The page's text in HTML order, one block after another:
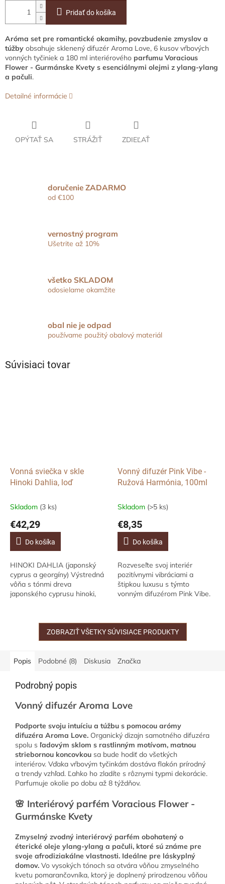
Pridať do košíka
Aróma set pre romantické okamihy, povzbudenie zmyslov a
túžby obsahuje sklenený difuzér Aroma Love, 6 kusov vŕbových
vonných tyčiniek a 180 ml interiérového parfumu Voracious
Flower - Gurmánske Kvety s esenciálnymi olejmi z ylang-ylang
a pačuli.
Detailné informácie
OPÝTAŤ SA STRÁŽIŤ ZDIEĽAŤ
doručenie ZADARMO
od €100
vernostný program
Ušetrite až 10%
všetko SKLADOM
odosielame okamžite
obal nie je odpad
používame použitý obalový materiál
Súvisiaci tovar
Vonná sviečka v skle
Hinoki Dahlia, loď
Skladom (3 ks)
€42,29
Do košíka
HINOKI DAHLIA (japonský
cyprus a georgíny) Výstredná
vôňa s tónmi dreva
japonského cyprusu hinoki,
horenia: 30-40 hod....
Vonný difuzér Pink Vibe -
Ružová Harmónia, 100ml
Skladom (>5 ks)
€8,35
Do košíka
Rozveseľte svoj interiér
pozitívnymi vibráciami a
štipkou luxusu s týmto
vonným difuzérom Pink Vibe.
exkluzívnej série...
ZOBRAZIŤ VŠETKY SÚVISIACE PRODUKTY
Popis Podobné (8) Diskusia Značka
Podrobný popis
Vonný difuzér Aroma Love
Podporte svoju intuíciu a túžbu s pomocou arómy
difuzéra Aroma Love. Organický dizajn samotného difuzéra
spolu s ľadovým sklom s rastlinným motívom, matnou
striebornou koncovkou sa bude hodiť do všetkých
interiérov. Vďaka vŕbovým tyčinkám dostáva flakón prírodný
a trendy vzhľad. Ľahko ho zladíte s rôznymi typmi dekorácie.
Parfumuje okolie po dobu až 8 týždňov.
🌸 Interiérový parfém Voracious Flower -
Gurmánske Kvety
Zmyselný zvodný interiérový parfém obohatený o
éterické oleje ylang-ylang a pačuli, ktoré sú známe pre
svoje afrodiziakálne vlastnosti. Ideálne pre láskyplný
domov. Vo vysokých tónoch sa otvára vôňou zmyselného
kvetu pomarančovníka, ktorý je doplnený prirodzenou vôňou